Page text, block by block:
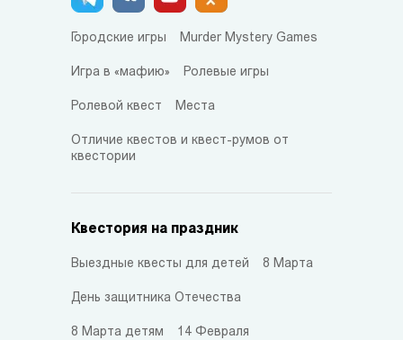
Городские игры Murder Mystery Games
Игра в «мафию» Ролевые игры
Ролевой квест Места
Отличие квестов и квест-румов от
квестории
Квестория на праздник
Выездные квесты для детей 8 Марта
День защитника Отечества
8 Марта детям 14 Февраля